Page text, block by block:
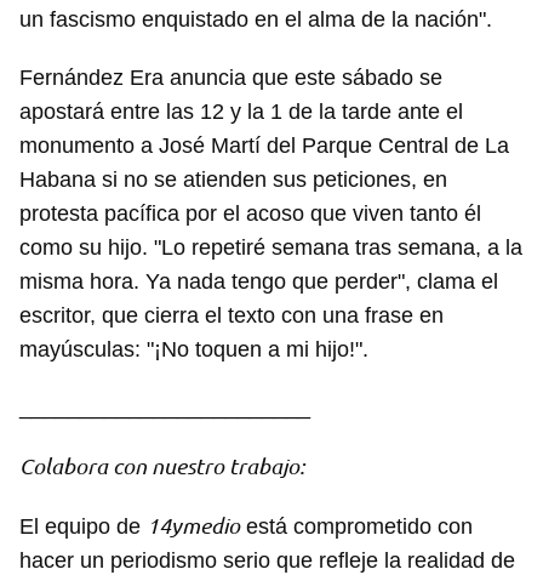
un fascismo enquistado en el alma de la nación".
Fernández Era anuncia que este sábado se
apostará entre las 12 y la 1 de la tarde ante el
monumento a José Martí del Parque Central de La
Habana si no se atienden sus peticiones, en
protesta pacífica por el acoso que viven tanto él
como su hijo. "Lo repetiré semana tras semana, a la
misma hora. Ya nada tengo que perder", clama el
escritor, que cierra el texto con una frase en
mayúsculas: "¡No toquen a mi hijo!".
Colabora con nuestro trabajo:
El equipo de 14ymedioestá comprometido con
hacer un periodismo serio que refleje la realidad de